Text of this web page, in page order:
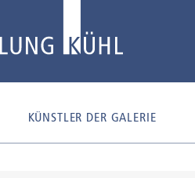
KÜNSTLER DER GALERIE